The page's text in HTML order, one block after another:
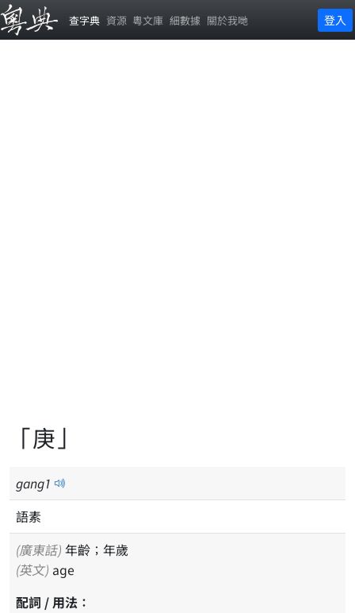
查字典 資源 粵文庫 細數據 關於我哋 登入
「庚」
gang1
語素
(廣東話) 年齡；年歲
(英文) age
配詞 / 用法：